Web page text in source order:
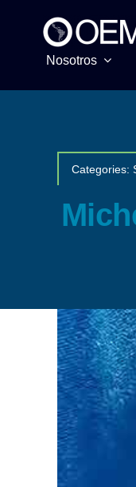
Nosotros
Categories: